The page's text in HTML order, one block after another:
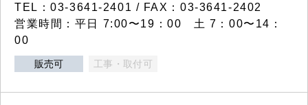
TEL：03-3641-2401 / FAX：03-3641-2402
営業時間：平日 7:00〜19：00 土 7：00〜14：
00
販売可 工事・取付可